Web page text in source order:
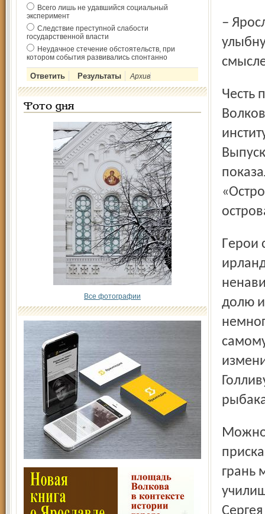
Всего лишь не удавшийся социальный
эксперимент
Следствие преступной слабости
государственной власти
Неудачное стечение обстоятельств, при
котором события развивались спонтанно
Архив
Фото дня
Все фотографии
– Ярославский «БТР» – самый мирный из всех бэтээров, –
Честь первыми выйти на исторические подмостки
Герои спектакля живут на маленьком заброшенном
долю и
Можно ли объехать свою судьбу по кривой, или верна
грань